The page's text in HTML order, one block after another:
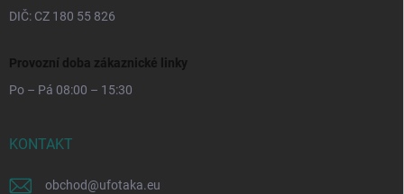
DIČ: CZ 180 55 826
Provozní doba zákaznické linky
Po – Pá 08:00 – 15:30
KONTAKT
obchod@ufotaka.eu